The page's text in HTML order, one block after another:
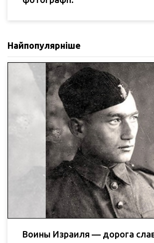
Найпопулярніше
Воины Израиля — дорога